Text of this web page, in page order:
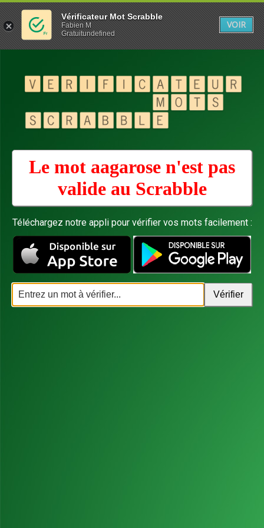
Le mot aagarose n'est pas
valide au Scrabble
Téléchargez notre appli pour vérifier vos mots facilement :
Vérificateur Mot Scrabble
Fabien M
Gratuitundefined
VOIR